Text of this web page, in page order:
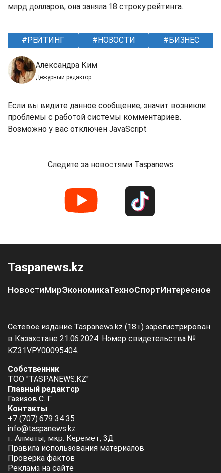
млрд долларов, она заняла 18 строку рейтинга.
РЕЙТИНГ НОВОСТИ БИЗНЕС
Александра Ким
Дежурный редактор
Если вы видите данное сообщение, значит возникли
проблемы с работой системы комментариев.
Возможно у вас отключен JavaScript
Следите за новостями Taspanews
Taspanews.kz
НовостиМирЭкономикаТехноСпортИнтересное
Сетевое издание Taspanews.kz (18+) зарегистрирован
в Казахстане 21.06.2024. Номер свидетельства №
KZ31VPY00095404.
Собственник
ТОО "TASPANEWS.KZ"
Главный редактор
Газизов С. Г.
Контакты
+7 (707) 679 34 35
info@taspanews.kz
г. Алматы, мкр. Керемет, 3Д
Правила использования материалов
Проверка фактов
Реклама на сайте